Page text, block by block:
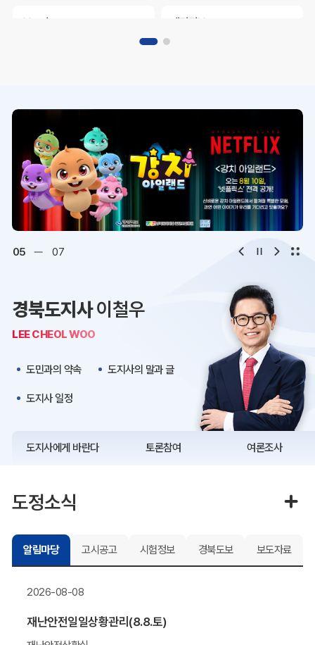
보도자료 재정정보
대구·경북
행정 통합
조직도
디지털아카이브 문화·관광
오시는 길
K보듬 6000
정보공개
05 07
경북도지사이철우
LEE CHEOL WOO
도민과의 약속 도지사의 말과 글
도지사 일정
도지사에게 바란다 토론참여 여론조사
도정소식
알림마당 고시공고 시험정보 경북도보 보도자료
2026-08-08
재난안전일일상황관리(8.8.토)